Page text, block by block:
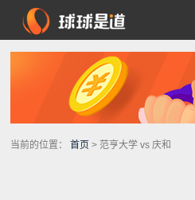
当前的位置： 首页 > 范亨大学 vs 庆和